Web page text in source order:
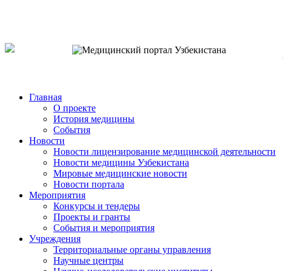
Главная
О проекте
История медицины
События
Новости
Новости лицензирование медицинской деятельности
Новости медицины Узбекистана
Мировые медицинские новости
Новости портала
Мероприятия
Конкурсы и тендеры
Проекты и гранты
События и мероприятия
Учреждения
Территориальные органы управления
Научные центры